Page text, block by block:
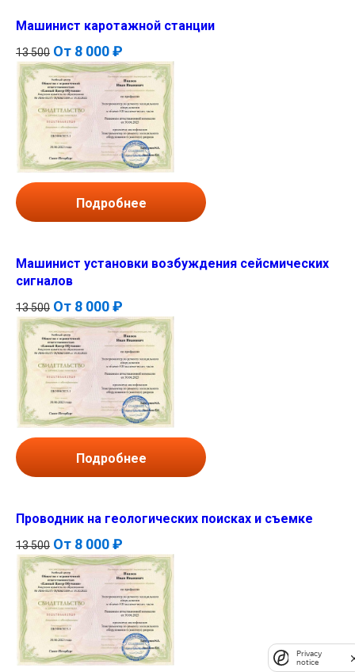
Машинист каротажной станции
13 500 От 8 000 ₽
Подробнее
Машинист установки возбуждения сейсмических
сигналов
13 500 От 8 000 ₽
Подробнее
Проводник на геологических поисках и съемке
13 500 От 8 000 ₽
Privacy
notice